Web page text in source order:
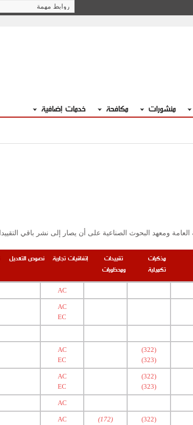
منشورات مكافحة خدمات إضافية
مذكرات
تكميلية
تقييدات
ومحظورات
إتفاقيات تجارية نصوص التعديل
AC
AC
EC
(322)
(323)
AC
EC
(322)
(323)
AC
EC
AC
(322)
(172)
AC